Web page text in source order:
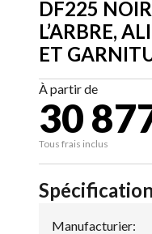
DF225
L’ARBRE,
ET
À partir de
30
Tous frais inclus
Manufacturier: